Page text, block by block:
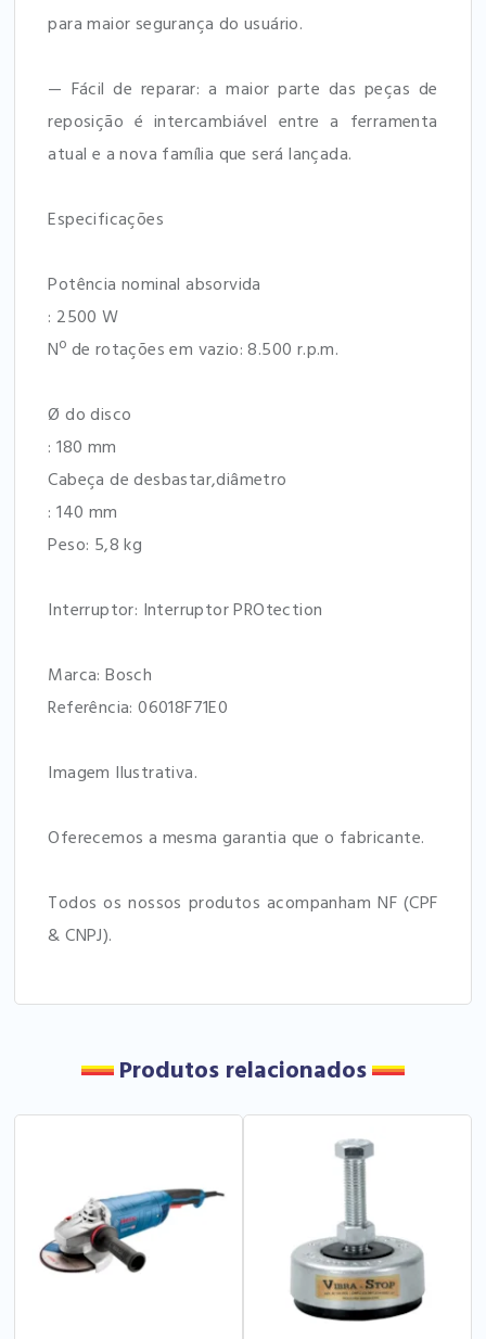
para maior segurança do usuário.
— Fácil de reparar: a maior parte das peças de
reposição é intercambiável entre a ferramenta
atual e a nova família que será lançada.
Especificações
Potência nominal absorvida
: 2500 W
Nº de rotações em vazio: 8.500 r.p.m.
Ø do disco
: 180 mm
Cabeça de desbastar,diâmetro
: 140 mm
Peso: 5,8 kg
Interruptor: Interruptor PROtection
Marca: Bosch
Referência: 06018F71E0
Imagem Ilustrativa.
Oferecemos a mesma garantia que o fabricante.
Todos os nossos produtos acompanham NF (CPF
& CNPJ).
Produtos relacionados